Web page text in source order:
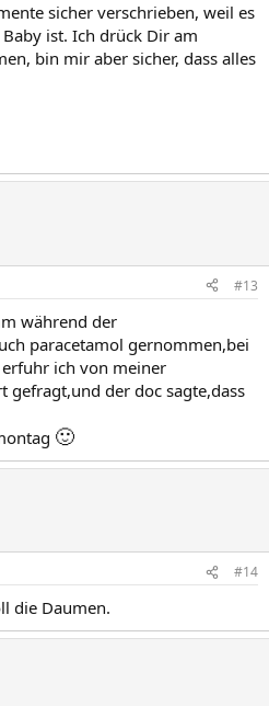
sicher verschrieben, weil es
ist. Ich drück Dir am
bin mir aber sicher, dass alles
#13
während der
paracetamol gernommen,bei
ich von meiner
gefragt,und der doc sagte,dass
🙂
#14
die Daumen.